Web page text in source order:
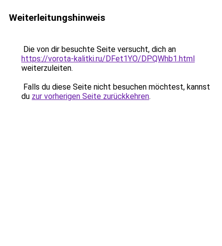
Weiterleitungshinweis
Die von dir besuchte Seite versucht, dich an
https://vorota-kalitki.ru/DFet1YO/DPQWhb1.html
weiterzuleiten.
Falls du diese Seite nicht besuchen möchtest, kannst
du zur vorherigen Seite zurückkehren.